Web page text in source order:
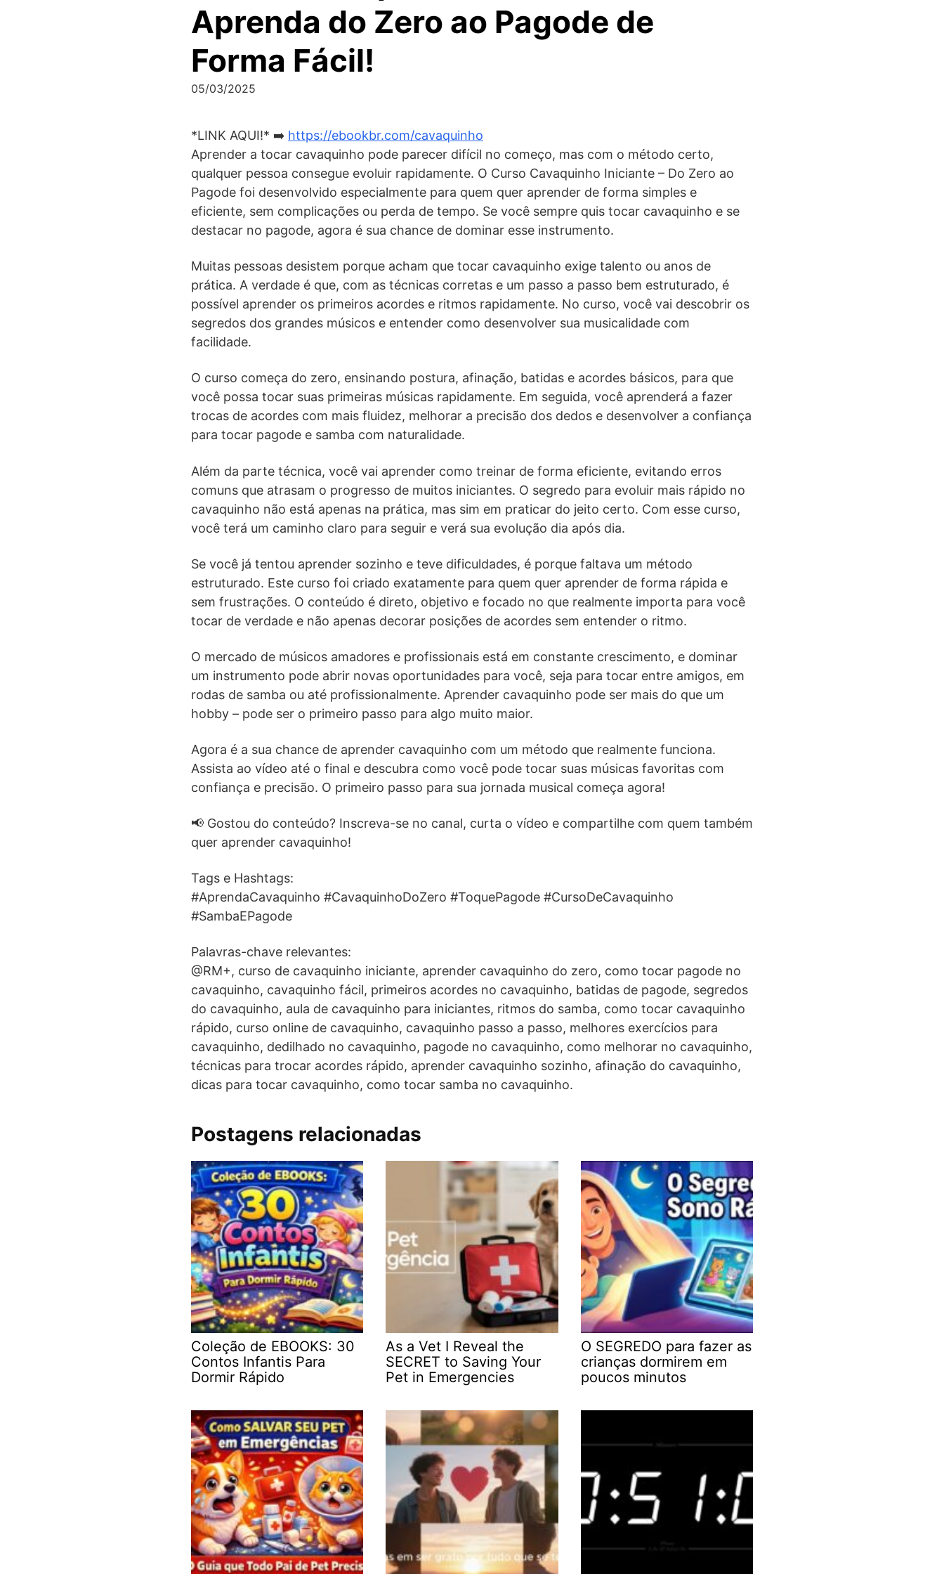
Aprenda do Zero ao Pagode de
Forma Fácil!
05/03/2025
*LINK AQUI!* ➡️ https://ebookbr.com/cavaquinho
Aprender a tocar cavaquinho pode parecer difícil no começo, mas com o método certo,
qualquer pessoa consegue evoluir rapidamente. O Curso Cavaquinho Iniciante – Do Zero ao
Pagode foi desenvolvido especialmente para quem quer aprender de forma simples e
eficiente, sem complicações ou perda de tempo. Se você sempre quis tocar cavaquinho e se
destacar no pagode, agora é sua chance de dominar esse instrumento.
Muitas pessoas desistem porque acham que tocar cavaquinho exige talento ou anos de
prática. A verdade é que, com as técnicas corretas e um passo a passo bem estruturado, é
possível aprender os primeiros acordes e ritmos rapidamente. No curso, você vai descobrir os
segredos dos grandes músicos e entender como desenvolver sua musicalidade com
facilidade.
O curso começa do zero, ensinando postura, afinação, batidas e acordes básicos, para que
você possa tocar suas primeiras músicas rapidamente. Em seguida, você aprenderá a fazer
trocas de acordes com mais fluidez, melhorar a precisão dos dedos e desenvolver a confiança
para tocar pagode e samba com naturalidade.
Além da parte técnica, você vai aprender como treinar de forma eficiente, evitando erros
comuns que atrasam o progresso de muitos iniciantes. O segredo para evoluir mais rápido no
cavaquinho não está apenas na prática, mas sim em praticar do jeito certo. Com esse curso,
você terá um caminho claro para seguir e verá sua evolução dia após dia.
Se você já tentou aprender sozinho e teve dificuldades, é porque faltava um método
estruturado. Este curso foi criado exatamente para quem quer aprender de forma rápida e
sem frustrações. O conteúdo é direto, objetivo e focado no que realmente importa para você
tocar de verdade e não apenas decorar posições de acordes sem entender o ritmo.
O mercado de músicos amadores e profissionais está em constante crescimento, e dominar
um instrumento pode abrir novas oportunidades para você, seja para tocar entre amigos, em
rodas de samba ou até profissionalmente. Aprender cavaquinho pode ser mais do que um
hobby – pode ser o primeiro passo para algo muito maior.
Agora é a sua chance de aprender cavaquinho com um método que realmente funciona.
Assista ao vídeo até o final e descubra como você pode tocar suas músicas favoritas com
confiança e precisão. O primeiro passo para sua jornada musical começa agora!
📢 Gostou do conteúdo? Inscreva-se no canal, curta o vídeo e compartilhe com quem também
quer aprender cavaquinho!
Tags e Hashtags:
#AprendaCavaquinho #CavaquinhoDoZero #ToquePagode #CursoDeCavaquinho
#SambaEPagode
Palavras-chave relevantes:
@RM+, curso de cavaquinho iniciante, aprender cavaquinho do zero, como tocar pagode no
cavaquinho, cavaquinho fácil, primeiros acordes no cavaquinho, batidas de pagode, segredos
do cavaquinho, aula de cavaquinho para iniciantes, ritmos do samba, como tocar cavaquinho
rápido, curso online de cavaquinho, cavaquinho passo a passo, melhores exercícios para
cavaquinho, dedilhado no cavaquinho, pagode no cavaquinho, como melhorar no cavaquinho,
técnicas para trocar acordes rápido, aprender cavaquinho sozinho, afinação do cavaquinho,
dicas para tocar cavaquinho, como tocar samba no cavaquinho.
Postagens relacionadas
Coleção de EBOOKS: 30
Contos Infantis Para
Dormir Rápido
As a Vet I Reveal the
SECRET to Saving Your
Pet in Emergencies
O SEGREDO para fazer as
crianças dormirem em
poucos minutos